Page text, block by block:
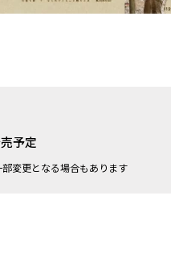
予定
変更となる場合もあります